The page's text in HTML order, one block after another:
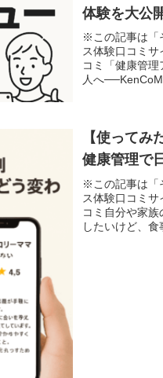
体験を大公
※この記事は「
ス体験口コミ
コミ「健康管
人へ
【使って
健康管理で
※この記事は「
ス体験口コミ
コミ自分や家
したいけど、